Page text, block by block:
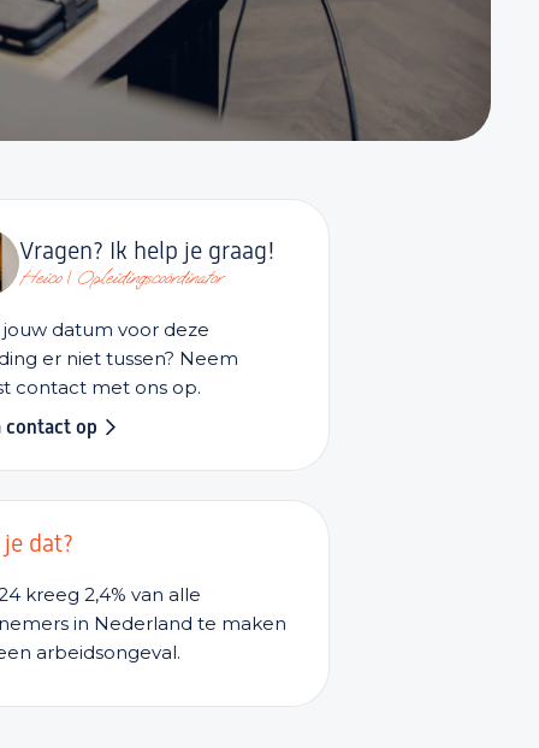
Vragen? Ik help je graag!
Heico | Opleidingscoördinator
jouw datum voor deze
er niet tussen? Neem
contact met ons op.
contact op
dat?
kreeg 2,4% van alle
in Nederland te maken
arbeidsongeval.